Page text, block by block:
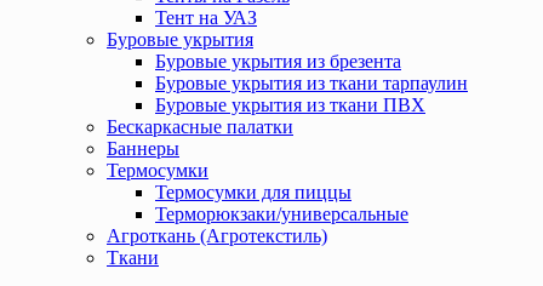
Тент на УАЗ
Буровые укрытия
Буровые укрытия из брезента
Буровые укрытия из ткани тарпаулин
Буровые укрытия из ткани ПВХ
Бескаркасные палатки
Баннеры
Термосумки
Термосумки для пиццы
Терморюкзаки/универсальные
Агроткань (Агротекстиль)
Ткани